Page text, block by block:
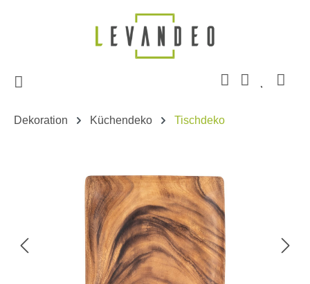
Zum Hauptinhalt springen
Dekoration Küchendeko Tischdeko
Bildergalerie überspringen